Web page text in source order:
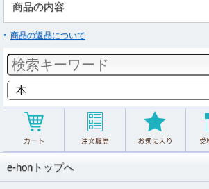
商品の内容
商品の返品について
e-honトップへ